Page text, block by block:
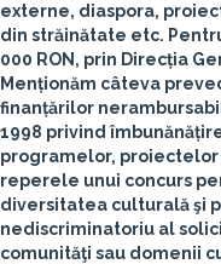
externe, diaspora,
din străinătate etc.
000 RON, prin Direcția
Menționăm câteva
finanțărilor
1998 privind
programelor,
reperele unui concurs
diversitatea culturală şi
nediscriminatoriu al
comunităţi sau domenii